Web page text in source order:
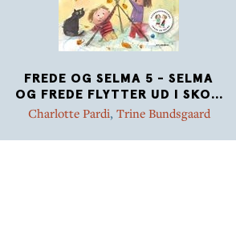
FREDE OG SELMA 5 - SELMA
OG FREDE FLYTTER UD I SKO...
Charlotte Pardi, Trine Bundsgaard